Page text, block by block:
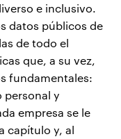
e inclusivo.
datos públicos de
de todo el
que, a su vez,
fundamentales:
personal y
empresa se le
capítulo y, al